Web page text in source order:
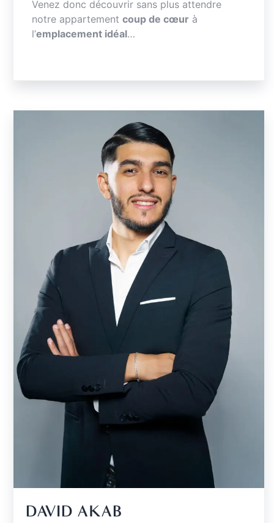
Venez donc découvrir sans plus attendre
notre appartement coup de cœur à
l’emplacement idéal…
DAVID AKAB